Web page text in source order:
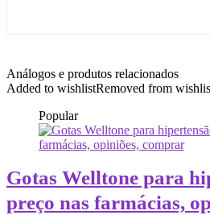
Análogos e produtos relacionados
Added to wishlistRemoved from
Popular
Gotas Welltone para
preço nas farmácias,